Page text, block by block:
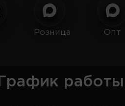
Розница Опт
График